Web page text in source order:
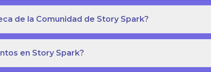
de la Comunidad de Story Spark?
en Story Spark?